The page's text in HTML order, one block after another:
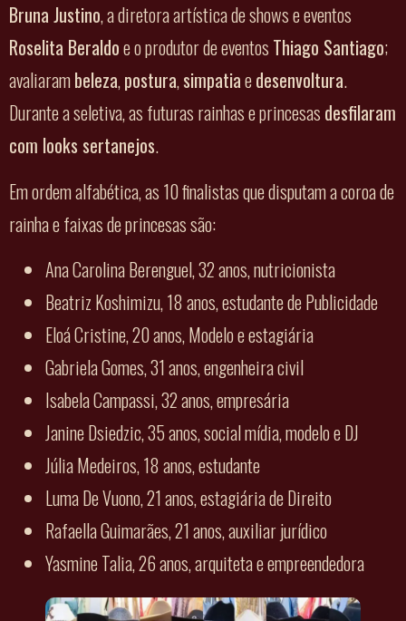
Bruna Justino, a diretora artística de shows e eventos
Roselita Beraldoe o produtor de eventos Thiago Santiago;
avaliarambeleza,postura,simpatiaedesenvoltura.
Durante a seletiva, as futuras rainhas e princesas desfilaram
com looks sertanejos.
Em ordem alfabética, as 10 finalistas que disputam a coroa de
rainha e faixas de princesas são:
Ana Carolina Berenguel, 32 anos, nutricionista
Beatriz Koshimizu, 18 anos, estudante de Publicidade
Eloá Cristine, 20 anos, Modelo e estagiária
Gabriela Gomes, 31 anos, engenheira civil
Isabela Campassi, 32 anos, empresária
Janine Dsiedzic, 35 anos, social mídia, modelo e DJ
Júlia Medeiros, 18 anos, estudante
Luma De Vuono, 21 anos, estagiária de Direito
Rafaella Guimarães, 21 anos, auxiliar jurídico
Yasmine Talia, 26 anos, arquiteta e empreendedora